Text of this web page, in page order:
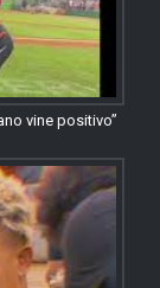
vine positivo”